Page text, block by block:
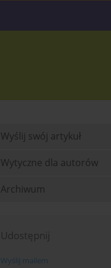
Wyślij swój artykuł
Wytyczne dla autorów
Archiwum
Udostępnij
Wyślij mailem